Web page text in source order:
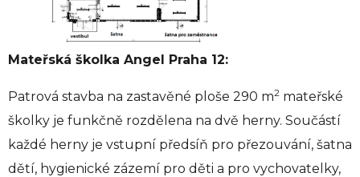
Mateřská školka Angel Praha 12:
Patrová stavba na zastavěné ploše 290 m2 mateřské
školky je funkčně rozdělena na dvě herny. Součástí
každé herny je vstupní předsíň pro přezouvání, šatna
dětí, hygienické zázemí pro děti a pro vychovatelky,